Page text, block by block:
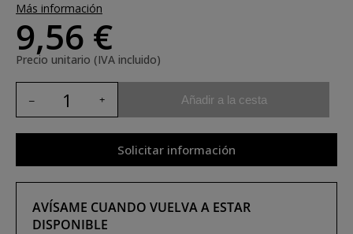
Más información
9,56 €
Precio unitario (IVA incluido)
Añadir a la cesta
Solicitar información
AVÍSAME CUANDO VUELVA A ESTAR
DISPONIBLE